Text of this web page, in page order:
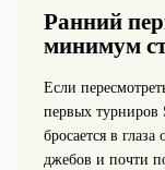
Ранний
минимум
Если
первых
бросается в
джебов и почти